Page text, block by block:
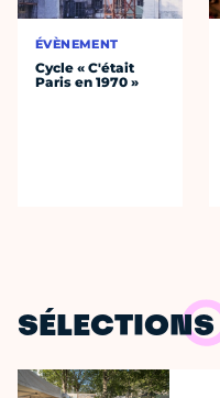
ÉVÈNEMENT
Cycle « C'était
Paris en 1970 »
SÉLECTIONS